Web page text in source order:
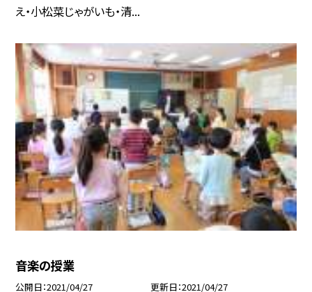
え・小松菜じゃがいも・清...
音楽の授業
公開日 2021/04/27 更新日 2021/04/27